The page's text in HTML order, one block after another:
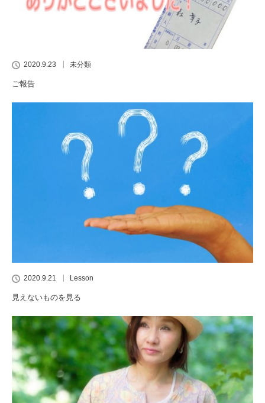
2020.9.23 未分類
ご報告
2020.9.21 Lesson
見えないものを見る